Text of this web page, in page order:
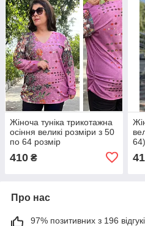
Жіноча туніка трикотажна
осіння великі розміри з 50
по 64 розмір
410 ₴
64)
Про нас
97% позитивних з 196